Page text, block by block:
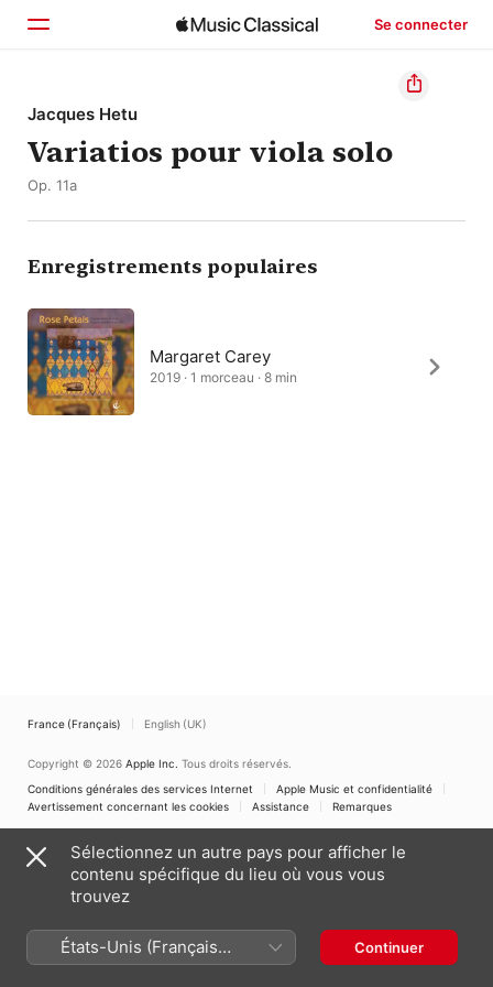
Se connecter
Accueil
Parcourir
Jacques Hetu
Variatios pour viola solo
Op. 11a
Enregistrements populaires
Margaret Carey
2019 · 1 morceau · 8 min
France (Français) English (UK)
Copyright © 2026 Apple Inc. Tous droits réservés.
Conditions générales des services Internet
Apple Music et confidentialité
Avertissement concernant les cookies
Assistance Remarques
Sélectionnez un autre pays pour afficher le
contenu spécifique du lieu où vous vous
trouvez
États-Unis (Français
France)
Continuer